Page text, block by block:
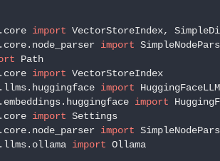
import
import
import
import
import
import
import
import Ollama